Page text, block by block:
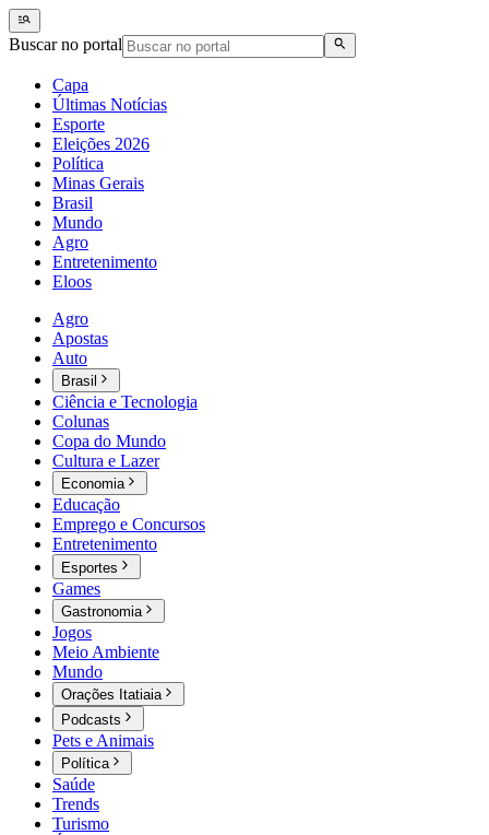
Buscar no portal
Capa
Últimas Notícias
Esporte
Eleições 2026
Política
Minas Gerais
Brasil
Mundo
Agro
Entretenimento
Eloos
Agro
Apostas
Auto
Brasil
Ciência e Tecnologia
Colunas
Copa do Mundo
Cultura e Lazer
Economia
Educação
Emprego e Concursos
Entretenimento
Esportes
Games
Gastronomia
Jogos
Meio Ambiente
Mundo
Orações Itatiaia
Podcasts
Pets e Animais
Política
Saúde
Trends
Turismo